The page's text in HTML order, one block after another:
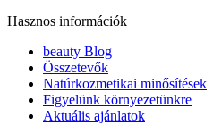
Hasznos információk
beauty Blog
Összetevők
Natúrkozmetikai minősítések
Figyelünk környezetünkre
Aktuális ajánlatok